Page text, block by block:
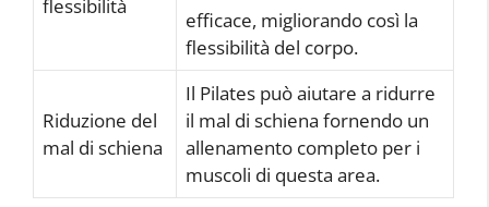
flessibilità
efficace, migliorando così la
flessibilità del corpo.
Riduzione del
mal di schiena
Il Pilates può aiutare a ridurre
il mal di schiena fornendo un
allenamento completo per i
muscoli di questa area.